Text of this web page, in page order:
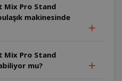
Mix Pro Stand
makinesinde
Mix Pro Stand
mu?